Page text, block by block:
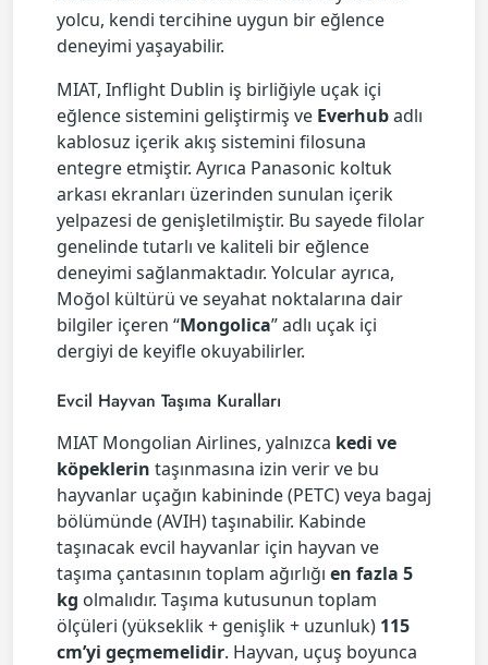
yolcu, kendi tercihine uygun bir eğlence
deneyimi yaşayabilir.
MIAT, Inflight Dublin iş birliğiyle uçak içi
eğlence sistemini geliştirmiş ve Everhubadlı
kablosuz içerik akış sistemini filosuna
entegre etmiştir. Ayrıca Panasonic koltuk
arkası ekranları üzerinden sunulan içerik
yelpazesi de genişletilmiştir. Bu sayede filolar
genelinde tutarlı ve kaliteli bir eğlence
deneyimi sağlanmaktadır. Yolcular ayrıca,
Moğol kültürü ve seyahat noktalarına dair
bilgiler içeren “Mongolica” adlı uçak içi
dergiyi de keyifle okuyabilirler.
Evcil Hayvan Taşıma Kuralları
MIAT Mongolian Airlines, yalnızca kedi ve
köpeklerin taşınmasına izin verir ve bu
hayvanlar uçağın kabininde (PETC) veya bagaj
bölümünde (AVIH) taşınabilir. Kabinde
taşınacak evcil hayvanlar için hayvan ve
taşıma çantasının toplam ağırlığı en fazla 5
kg olmalıdır. Taşıma kutusunun toplam
ölçüleri (yükseklik + genişlik + uzunluk) 115
cm’yi geçmemelidir. Hayvan, uçuş boyunca